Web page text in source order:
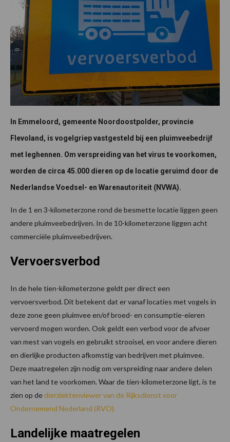
In Emmeloord, gemeente Noordoostpolder, provincie
Flevoland, is vogelgriep vastgesteld bij een pluimveebedrijf
met leghennen. Om verspreiding van het virus te voorkomen,
worden de circa 45.000 dieren op de locatie geruimd door de
Nederlandse Voedsel- en Warenautoriteit (NVWA).
In de 1 en 3-kilometerzone rond de besmette locatie liggen geen
andere pluimveebedrijven. In de 10-kilometerzone liggen acht
commerciële pluimveebedrijven.
Vervoersverbod
In de hele tien-kilometerzone geldt per direct een
vervoersverbod. Dit betekent dat er vanaf locaties met vogels in
deze zone geen pluimvee en/of broed- en consumptie-eieren
vervoerd mogen worden. Ook geldt een verbod voor de afvoer
van mest van vogels en gebruikt strooisel, en voor andere dieren
en dierlijke producten afkomstig van bedrijven met pluimvee.
Deze maatregelen zijn nodig om verspreiding naar andere delen
van het land te voorkomen. Waar de tien-kilometerzone ligt, is te
zien op dedierziektenviewer van de Rijksdienst voor
Ondernemend Nederland (RVO).
Landelijke maatregelen